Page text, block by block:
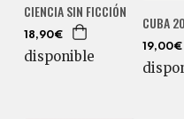
CIENCIA SIN FICCIÓN
18,90€
disponible
CUBA
19,00€